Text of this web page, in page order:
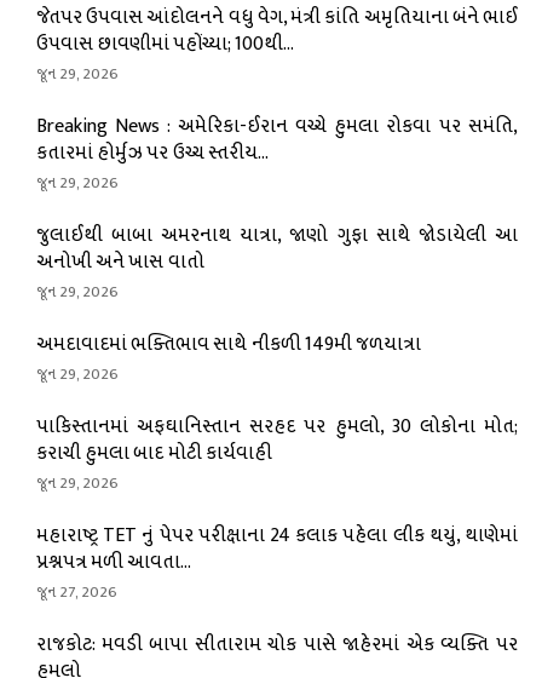
જેતપર ઉપવાસ આંદોલનને વધુ વેગ, મંત્રી કાંતિ અમૃતિયાના બંને ભાઈ
ઉપવાસ છાવણીમાં પહોંચ્યા; 100થી...
જૂન 29, 2026
Breaking News : અમેરિકા-ઈરાન વચ્ચે હુમલા રોકવા પર સમંતિ,
કતારમાં હોર્મુઝ પર ઉચ્ચ સ્તરીય...
જૂન 29, 2026
જુલાઈથી બાબા અમરનાથ યાત્રા, જાણો ગુફા સાથે જોડાયેલી આ
અનોખી અને ખાસ વાતો
જૂન 29, 2026
અમદાવાદમાં ભક્તિભાવ સાથે નીકળી 149મી જળયાત્રા
જૂન 29, 2026
પાકિસ્તાનમાં અફઘાનિસ્તાન સરહદ પર હુમલો, 30 લોકોના મોત;
કરાચી હુમલા બાદ મોટી કાર્યવાહી
જૂન 29, 2026
મહારાષ્ટ્ર TET નું પેપર પરીક્ષાના 24 કલાક પહેલા લીક થયું, થાણેમાં
પ્રશ્નપત્ર મળી આવતા...
જૂન 27, 2026
રાજકોટ: મવડી બાપા સીતારામ ચોક પાસે જાહેરમાં એક વ્યક્તિ પર
હુમલો